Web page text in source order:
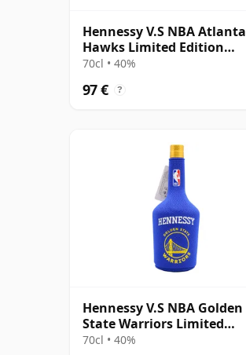
Hennessy V.S NBA Atlanta
Hawks Limited Edition
Cognac
70cl • 40%
97 € ?
Hennessy V.S NBA Golden
State Warriors Limited
Edition Cognac
70cl • 40%